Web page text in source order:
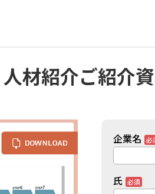
人材紹介ご紹介
企業名
氏